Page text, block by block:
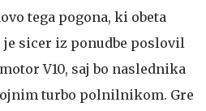
tega pogona, ki obeta
je sicer iz ponudbe poslovil
V10, saj bo naslednika
turbo polnilnikom. Gre